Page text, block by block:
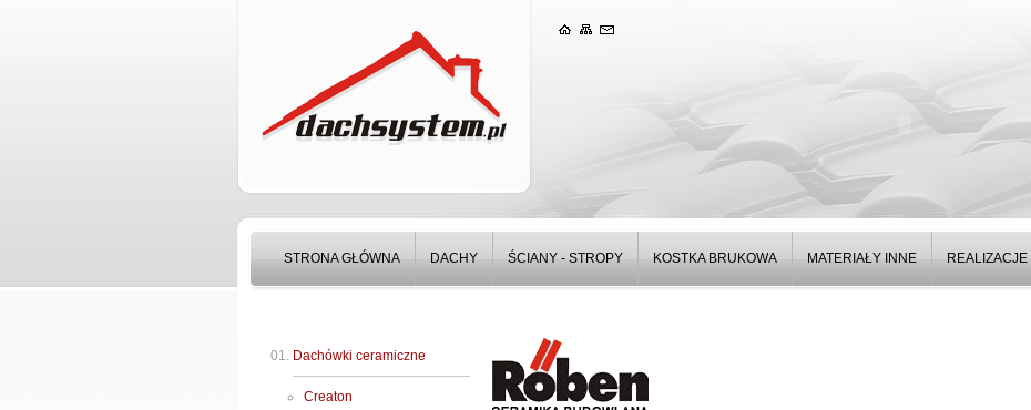
STRONA GŁÓWNA DACHY ŚCIANY - STROPY KOSTKA BRUKOWA MATERIAŁY INNE REALIZACJE
Dachówki ceramiczne
Creaton